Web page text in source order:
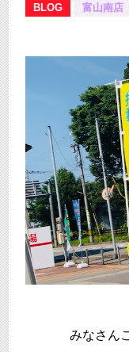
BLOG
富山南店
みなさん